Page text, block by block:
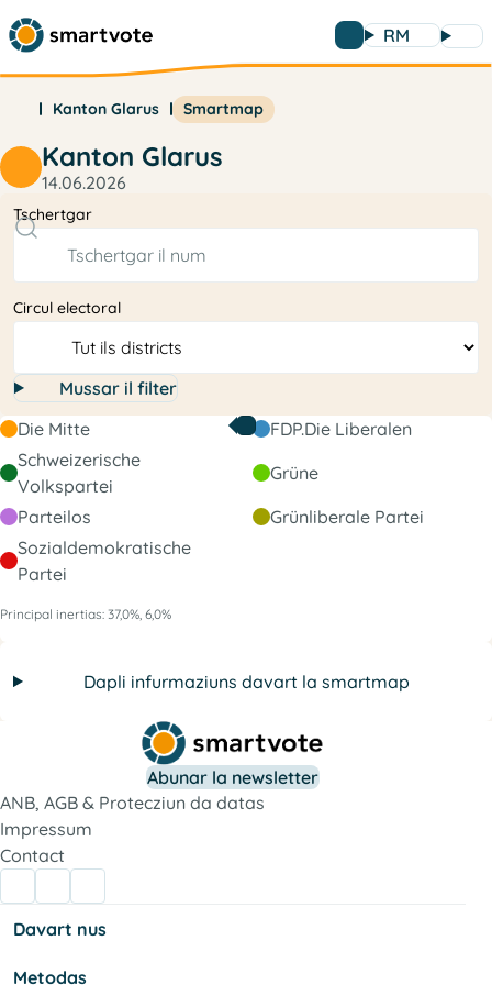
RM
Kanton Glarus Smartmap
Kanton Glarus
14.06.2026
Tschertgar
Circul electoral
Mussar il filter
Die Mitte
FDP.Die Liberalen
Schweizerische
Volkspartei
Grüne
Parteilos
Grünliberale Partei
Sozialdemokratische
Partei
Principal inertias: 37,0%, 6,0%
Dapli infurmaziuns davart la smartmap
Abunar la newsletter
ANB, AGB & Protecziun da datas
Impressum
Contact
Davart nus
Metodas